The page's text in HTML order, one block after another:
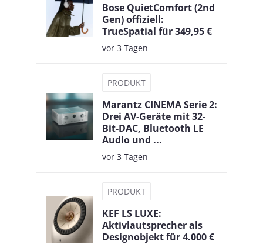
Bose QuietComfort (2nd
Gen) offiziell:
TrueSpatial für 349,95 €
vor 3 Tagen
PRODUKT
Marantz CINEMA Serie 2:
Drei AV-Geräte mit 32-
Bit-DAC, Bluetooth LE
Audio und ...
vor 3 Tagen
PRODUKT
KEF LS LUXE:
Aktivlautsprecher als
Designobjekt für 4.000 €